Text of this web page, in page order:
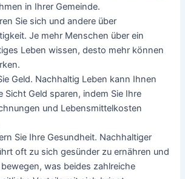
in Ihrer Gemeinde.
Sie sich und andere über
Je mehr Menschen über ein
Leben wissen, desto mehr können
Geld. Nachhaltig Leben kann Ihnen
Sicht Geld sparen, indem Sie Ihre
und Lebensmittelkosten
Sie Ihre Gesundheit. Nachhaltiger
oft zu sich gesünder zu ernähren und
was beides zahlreiche